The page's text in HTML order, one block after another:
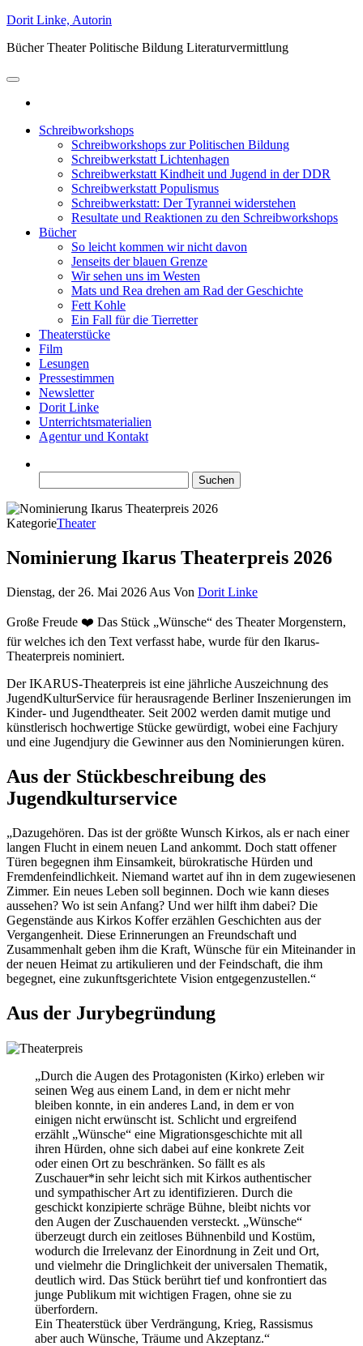
Zum
springen
Dorit Linke, Autorin
Bücher Theater Politische Bildung Literaturvermittlung
Schreibworkshops
Schreibworkshops zur Politischen Bildung
Schreibwerkstatt Lichtenhagen
Schreibwerkstatt Kindheit und Jugend in der DDR
Schreibwerkstatt Populismus
Schreibwerkstatt: Der Tyrannei widerstehen
Resultate und Reaktionen zu den Schreibworkshops
Bücher
So leicht kommen wir nicht davon
Jenseits der blauen Grenze
Wir sehen uns im Westen
Mats und Rea drehen am Rad der Geschichte
Fett Kohle
Ein Fall für die Tierretter
Theaterstücke
Film
Lesungen
Pressestimmen
Newsletter
Dorit Linke
Unterrichtsmaterialien
Agentur und Kontakt
nach:
KategorieTheater
Nominierung Ikarus Theaterpreis 2026
Dienstag, der 26. Mai 2026 Aus Von Dorit Linke
Große Freude ❤️ Das Stück „Wünsche“ des Theater Morgenstern,
für welches ich den Text verfasst habe, wurde für den Ikarus-
Theaterpreis nominiert.
Der IKARUS-Theaterpreis ist eine jährliche Auszeichnung des
JugendKulturService für herausragende Berliner Inszenierungen im
Kinder- und Jugendtheater. Seit 2002 werden damit mutige und
künstlerisch hochwertige Stücke gewürdigt, wobei eine Fachjury
und eine Jugendjury die Gewinner aus den Nominierungen küren.
Aus der Stückbeschreibung des
Jugendkulturservice
„Dazugehören. Das ist der größte Wunsch Kirkos, als er nach einer
langen Flucht in einem neuen Land ankommt. Doch statt offener
Türen begegnen ihm Einsamkeit, bürokratische Hürden und
Fremdenfeindlichkeit. Niemand wartet auf ihn in dem zugewiesenen
Zimmer. Ein neues Leben soll beginnen. Doch wie kann dieses
aussehen? Wo ist sein Anfang? Und wer hilft ihm dabei? Die
Gegenstände aus Kirkos Koffer erzählen Geschichten aus der
Vergangenheit. Diese Erinnerungen an Freundschaft und
Zusammenhalt geben ihm die Kraft, Wünsche für ein Miteinander in
der neuen Heimat zu artikulieren und der Feindschaft, die ihm
begegnet, eine zukunftsgerichtete Vision entgegenzustellen.“
Aus der Jurybegründung
„Durch die Augen des Protagonisten (Kirko) erleben wir
seinen Weg aus einem Land, in dem er nicht mehr
bleiben konnte, in ein anderes Land, in dem er von
einigen nicht erwünscht ist. Schlicht und ergreifend
erzählt „Wünsche“ eine Migrationsgeschichte mit all
ihren Hürden, ohne sich dabei auf eine konkrete Zeit
oder einen Ort zu beschränken. So fällt es als
Zuschauer*in sehr leicht sich mit Kirkos authentischer
und sympathischer Art zu identifizieren. Durch die
geschickt konzipierte schräge Bühne, bleibt nichts vor
den Augen der Zuschauenden versteckt. „Wünsche“
überzeugt durch ein zeitloses Bühnenbild und Kostüm,
wodurch die Irrelevanz der Einordnung in Zeit und Ort,
und vielmehr die Dringlichkeit der universalen Thematik,
deutlich wird. Das Stück berührt tief und konfrontiert das
junge Publikum mit wichtigen Fragen, ohne sie zu
überfordern.
Ein Theaterstück über Verdrängung, Krieg, Rassismus
aber auch Wünsche, Träume und Akzeptanz.“